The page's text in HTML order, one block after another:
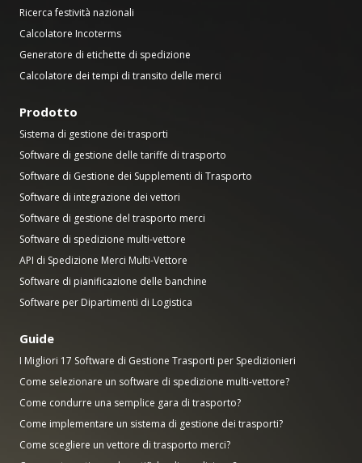
Ricerca festività nazionali
Calcolatore Incoterms
Generatore di etichette di spedizione
Calcolatore dei tempi di transito delle merci
Prodotto
Sistema di gestione dei trasporti
Software di gestione delle tariffe di trasporto
Software di Gestione dei Supplementi di Trasporto
Software di integrazione dei vettori
Software di gestione del trasporto merci
Software di spedizione multi-vettore
API di Spedizione Merci Multi-Vettore
Software di pianificazione delle banchine
Software per Dipartimenti di Logistica
Guide
I Migliori 17 Software di Gestione Trasporti per Spedizionieri
Come selezionare un software di spedizione multi-vettore?
Come condurre una semplice gara di trasporto?
Come implementare un sistema di gestione dei trasporti?
Come scegliere un vettore di trasporto merci?